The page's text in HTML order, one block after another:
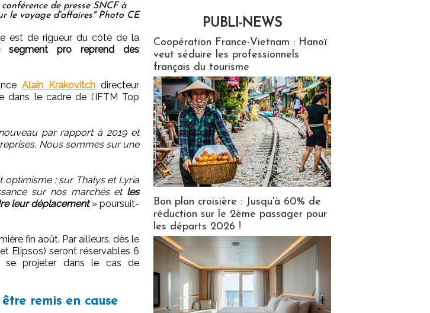
de presse SNCF à
le voyage d'affaires" Photo CE
est de rigueur du côté de la
segment pro reprend des
Alain Krakovitchdirecteur
dans le cadre de l’IFTM Top
par rapport à 2019 et
Nous sommes sur une
optimisme : sur Thalys et Lyria
sur nos marchés et les
leur déplacement» poursuit-
fin août. Par ailleurs, dès le
Elipsos) seront réservables 6
se projeter dans le cas de
remis en cause
PUBLI-NEWS
Coopération France-Vietnam : Hanoï
veut séduire les professionnels
français du tourisme
Bon plan croisière : Jusqu'à 60% de
réduction sur le 2ème passager pour
les départs 2026 !